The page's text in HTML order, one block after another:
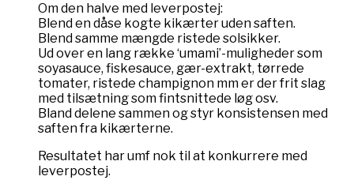
Om den halve med leverpostej:
Blend en dåse kogte kikærter uden saften.
Blend samme mængde ristede solsikker.
Ud over en lang række ‘umami’-muligheder som
soyasauce, fiskesauce, gær-extrakt, tørrede
tomater, ristede champignon mm er der frit slag
med tilsætning som fintsnittede løg osv.
Bland delene sammen og styr konsistensen med
saften fra kikærterne.
Resultatet har umf nok til at konkurrere med
leverpostej.